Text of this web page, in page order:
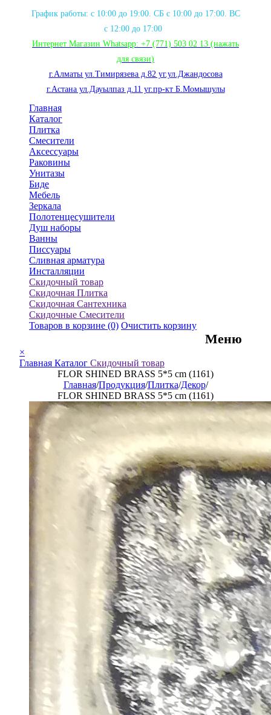
График работы: с 10:00 до 19:00. СБ с 10:00 до 17:00. ВС
с 12:00 до 17:00
Интернет Магазин Whatsapp: +7 (771) 503 02 13 (нажать
для связи)
г.Алматы ул.Тимирязева д.82 уг.ул.Джандосова
г.Астана ул.Дауылпаз д.11 уг.пр-кт Б.Момышулы
Главная
Каталог
Плитка
Смесители
Аксессуары
Раковины
Унитазы
Биде
Мебель
Зеркала
Полотенцесушители
Душ наборы
Ванны
Писсуары
Сливная арматура
Инсталляции
Скидочный товар
Скидочная Плитка
Скидочная Сантехника
Скидочные Смесители
Товаров в корзине (0) Очистить корзину
Меню
×
Главная Каталог Скидочный товар
FLOR SHINED BRASS 5*5 cm (1161)
Главная/Продукция/Плитка/Декор/
FLOR SHINED BRASS 5*5 cm (1161)